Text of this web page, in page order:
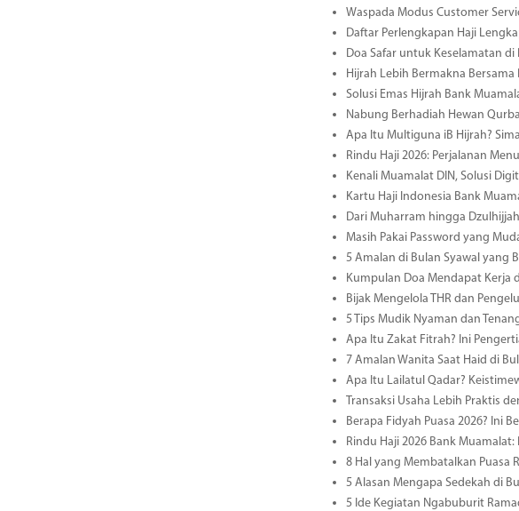
Waspada Modus Customer
Daftar Perlengkapan Haji
Doa Safar untuk Keselamatan
Hijrah Lebih Bermakna
Solusi Emas Hijrah Bank
Nabung Berhadiah Hewan
Apa Itu Multiguna iB Hijrah?
Rindu Haji 2026: Perjalanan
Kenali Muamalat DIN, Solusi
Kartu Haji Indonesia Bank
Dari Muharram hingga
Masih Pakai Password yang
5 Amalan di Bulan Syawal yang
Kumpulan Doa Mendapat Kerja
Bijak Mengelola THR dan
5 Tips Mudik Nyaman dan
Apa Itu Zakat Fitrah? Ini
7 Amalan Wanita Saat Haid di
Apa Itu Lailatul Qadar?
Transaksi Usaha Lebih Praktis
Berapa Fidyah Puasa 2026? Ini
Rindu Haji 2026 Bank
8 Hal yang Membatalkan Puasa
5 Alasan Mengapa Sedekah di
5 Ide Kegiatan Ngabuburit